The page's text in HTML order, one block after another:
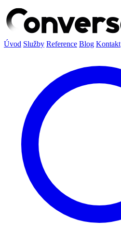
Úvod Služby Reference Blog Kontakt